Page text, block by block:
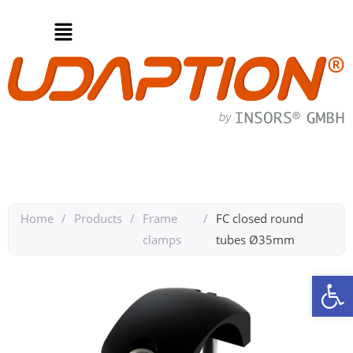
Home / Products / Frame
clamps
/ FC closed round
tubes Ø35mm